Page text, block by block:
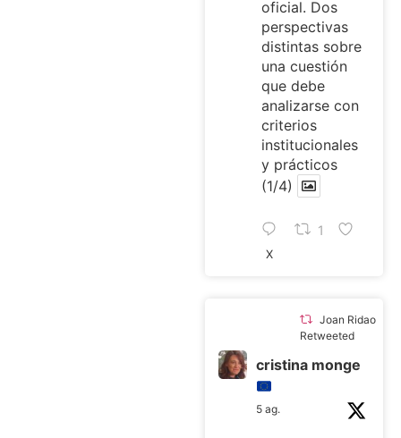
oficial. Dos
perspectivas
distintas sobre
una cuestión
que debe
analizarse con
criterios
institucionales
y prácticos
(1/4)
1
X
Joan Ridao
Retweeted
cristina monge
5 ag.